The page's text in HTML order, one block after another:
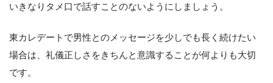
いきなりタメ口で話すことのないようにしましょう。
東カレデートで男性とのメッセージを少しでも長く続けたい
場合は、礼儀正しさをきちんと意識することが何よりも大切
です。